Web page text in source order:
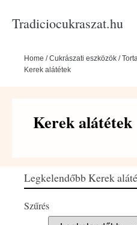
Tradiciocukraszat.hu
Home /Cukrászati eszközök /
Kerek alátétek
Kerek alátétek
Legkelendőbb Kerek
Szűrés